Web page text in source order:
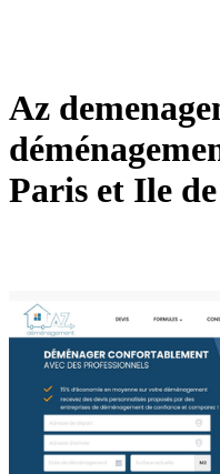
Az
Paris et Ile